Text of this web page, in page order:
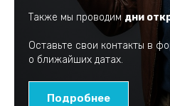
Также мы проводим дни
Оставьте свои контакты в
о ближайших датах.
Подробнее